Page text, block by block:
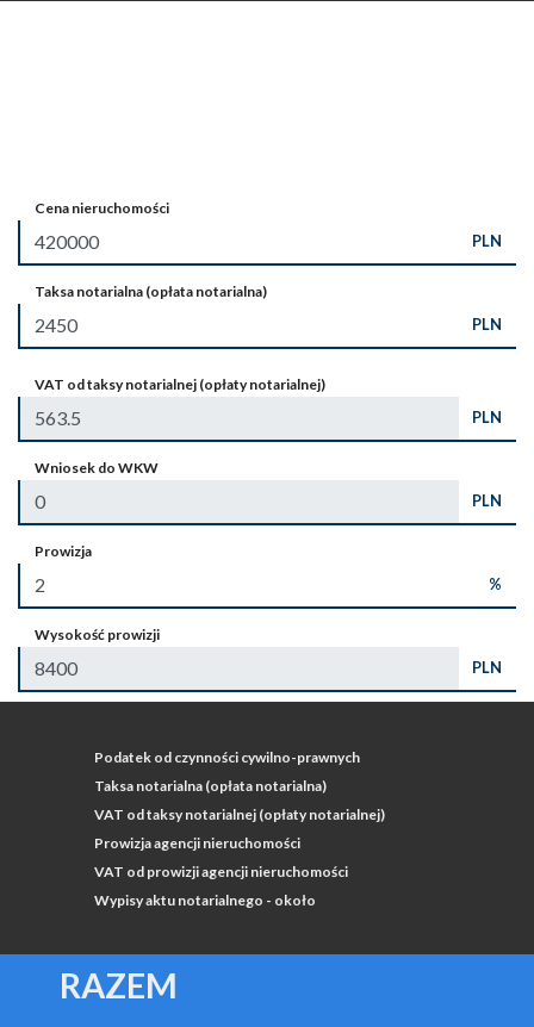
Cena nieruchomości
PLN
Taksa notarialna (opłata notarialna)
PLN
VAT od taksy notarialnej (opłaty notarialnej)
PLN
Wniosek do WKW
PLN
Prowizja
%
Wysokość prowizji
PLN
Podatek od czynności cywilno-prawnych
Taksa notarialna (opłata notarialna)
VAT od taksy notarialnej (opłaty notarialnej)
Prowizja agencji nieruchomości
VAT od prowizji agencji nieruchomości
Wypisy aktu notarialnego - około
RAZEM